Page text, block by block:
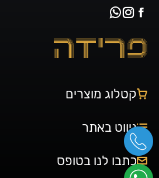
קטלוג מוצרים
ניווט באתר
כתבו לנו בטופס